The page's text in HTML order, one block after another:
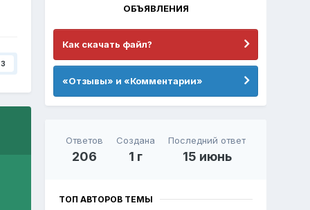
3
ОБЪЯВЛЕНИЯ
Как скачать файл?
«Отзывы» и «Комментарии»
Ответов
206
Создана
1 г
Последний ответ
15 июнь
ТОП АВТОРОВ ТЕМЫ